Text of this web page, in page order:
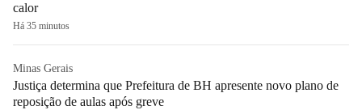
calor
Há 35 minutos
Minas Gerais
Justiça determina que Prefeitura de BH apresente novo plano de
reposição de aulas após greve